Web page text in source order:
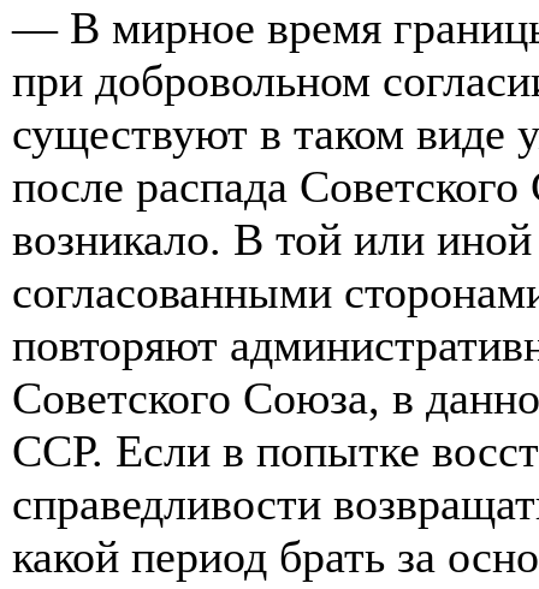
— В мирное время
при добровольном
существуют в таком виде
после распада
возникало. В той или
согласованными
повторяют
Советского Союза, в
ССР. Если в попытке
справедливости
какой период брать за